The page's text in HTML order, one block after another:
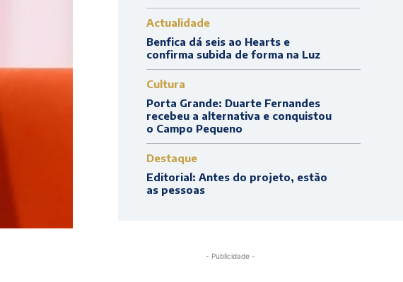
Actualidade
Benfica dá seis ao Hearts e
confirma subida de forma na Luz
Cultura
Porta Grande: Duarte Fernandes
recebeu a alternativa e conquistou
o Campo Pequeno
Destaque
Editorial: Antes do projeto, estão
as pessoas
- Publicidade -